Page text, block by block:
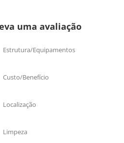
uma avaliação
Estrutura/Equipamentos
Custo/Benefício
Localização
Limpeza